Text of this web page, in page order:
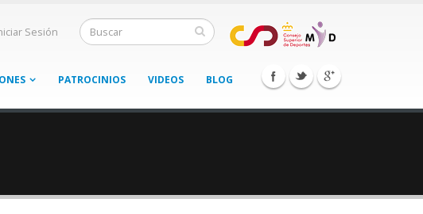
Sesión
PATROCINIOS VIDEOS BLOG